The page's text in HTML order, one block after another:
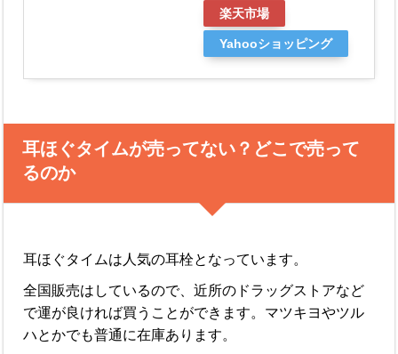
楽天市場
Yahooショッピング
耳ほぐタイムが売ってない？どこで売って
るのか
耳ほぐタイムは人気の耳栓となっています。
全国販売はしているので、近所のドラッグストアなど
で運が良ければ買うことができます。マツキヨやツル
ハとかでも普通に在庫あります。